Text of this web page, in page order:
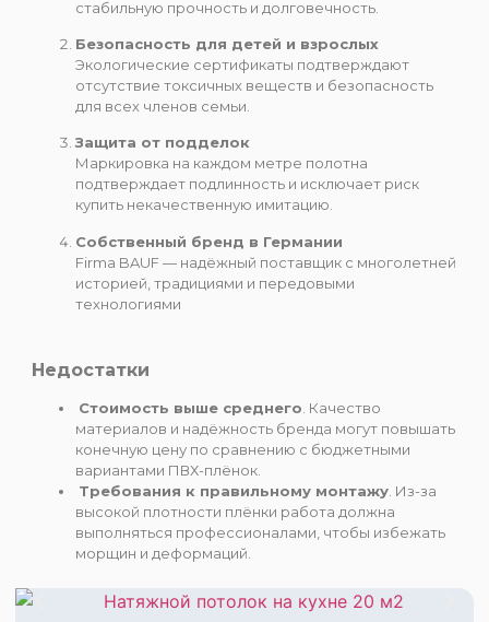
Цена 800 руб.
стабильную прочность и долговечность.
Безопасность для детей и взрослых
Экологические сертификаты подтверждают
отсутствие токсичных веществ и безопасность
для всех членов семьи.
Защита от подделок
Маркировка на каждом метре полотна
подтверждает подлинность и исключает риск
купить некачественную имитацию.
Собственный бренд в Германии
Firma BAUF — надёжный поставщик с многолетней
историей, традициями и передовыми
технологиями
Недостатки
Стоимость выше среднего . Качество
материалов и надёжность бренда могут повышать
конечную цену по сравнению с бюджетными
вариантами ПВХ-плёнок.
Требования к правильному монтажу . Из-за
высокой плотности плёнки работа должна
выполняться профессионалами, чтобы избежать
морщин и деформаций.